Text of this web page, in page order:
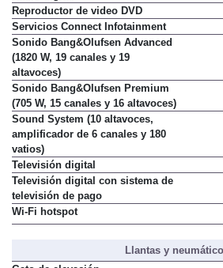
Radio digital
Reproductor de video DVD
Servicios Connect Infotainment
Sonido Bang&Olufsen Advanced
(1820 W, 19 canales y 19
altavoces)
Sonido Bang&Olufsen Premium
(705 W, 15 canales y 16 altavoces)
Sound System (10 altavoces,
amplificador de 6 canales y 180
vatios)
Televisión digital
Televisión digital con sistema de
televisión de pago
Wi-Fi hotspot
Llantas y